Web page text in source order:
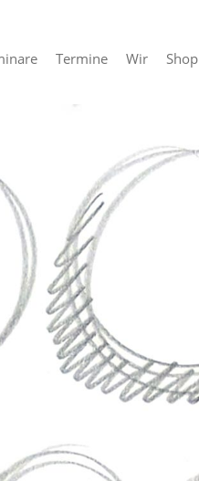
Termine Wir Shop